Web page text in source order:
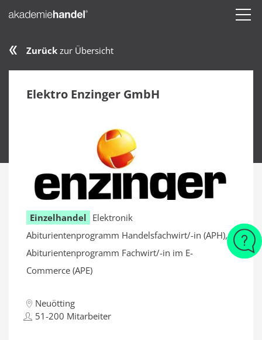
Zurück zur Übersicht
Elektro Enzinger GmbH
Einzelhandel Elektronik
Abiturientenprogramm Handelsfachwirt/-in (APH),
Abiturientenprogramm Fachwirt/-in im E-
Commerce (APE)
Neuötting
51-200 Mitarbeiter